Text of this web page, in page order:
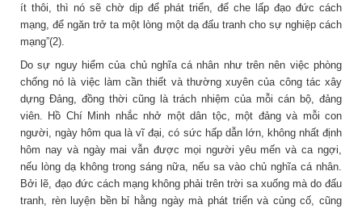
ít thôi, thì nó sẽ chờ dịp để phát triển, để che lấp đạo đức cách
mạng, để ngăn trở ta một lòng một dạ đấu tranh cho sự nghiệp cách
mạng”(2).
Do sự nguy hiểm của chủ nghĩa cá nhân như trên nên việc phòng
chống nó là việc làm cần thiết và thường xuyên của công tác xây
dựng Đảng, đồng thời cũng là trách nhiệm của mỗi cán bộ, đảng
viên. Hồ Chí Minh nhắc nhở một dân tộc, một đảng và mỗi con
người, ngày hôm qua là vĩ đại, có sức hấp dẫn lớn, không nhất định
hôm nay và ngày mai vẫn được mọi người yêu mến và ca ngợi,
nếu lòng dạ không trong sáng nữa, nếu sa vào chủ nghĩa cá nhân.
Bởi lẽ, đạo đức cách mạng không phải trên trời sa xuống mà do đấu
tranh, rèn luyện bền bỉ hằng ngày mà phát triển và củng cố, cũng